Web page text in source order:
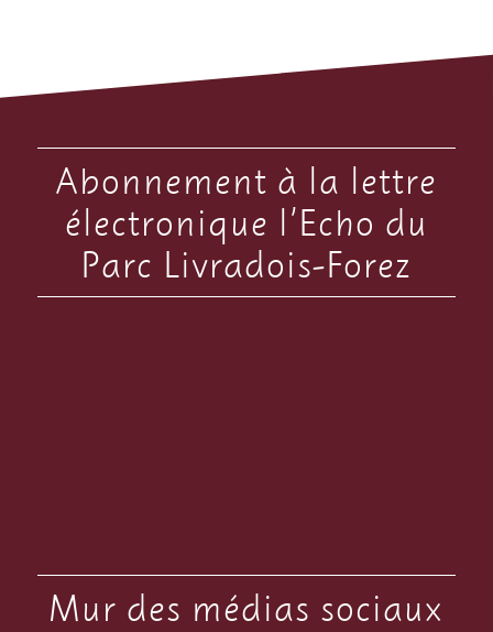
Abonnement à la lettre
électronique l’Echo du
Parc Livradois-Forez
Mur des médias sociaux